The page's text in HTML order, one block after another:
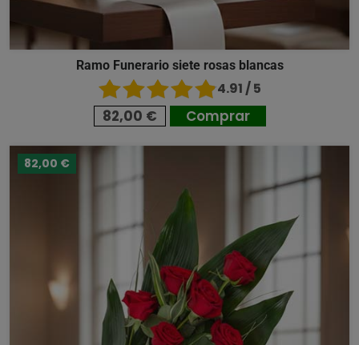
Ramo Funerario siete rosas blancas
4.91 / 5
82,00 € Comprar
82,00 €